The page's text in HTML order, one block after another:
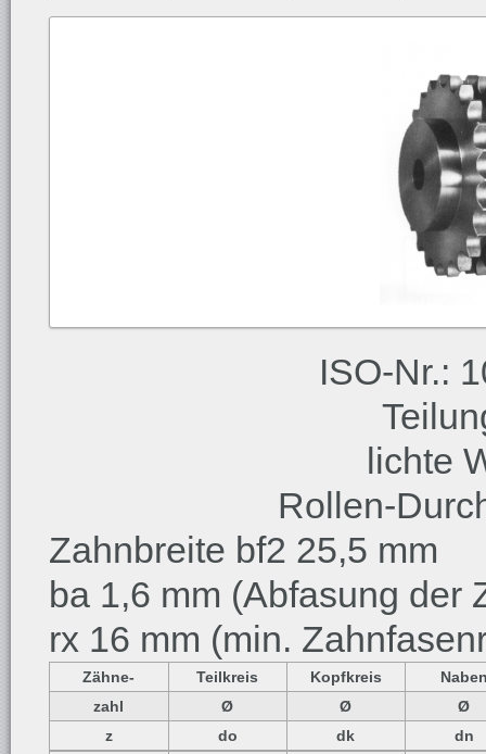
ISO-Nr.:
lichte
Rollen-
Zahnbreite bf2 25,5 mm
ba 1,6 mm (Abfasung der
rx 16 mm (min.
Zähne- Teilkreis Kopfkreis
zahl
Ø Ø
Ø
z
do dk dn